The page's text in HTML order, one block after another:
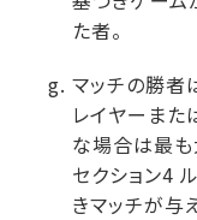
た者。
マッチの勝者
レイヤーまた
な場合は最も
セクション4
きマッチが与